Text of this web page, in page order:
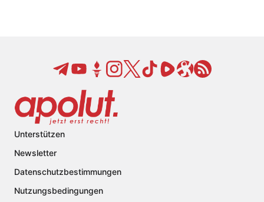
Unterstützen
Newsletter
Datenschutzbestimmungen
Nutzungsbedingungen